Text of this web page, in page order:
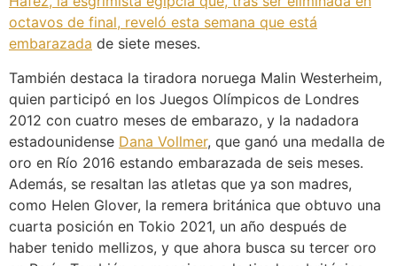
octavos de final, reveló esta semana que está
embarazada de siete meses.
También destaca la tiradora noruega Malin Westerheim,
quien participó en los Juegos Olímpicos de Londres
2012 con cuatro meses de embarazo, y la nadadora
estadounidense Dana Vollmer, que ganó una medalla de
oro en Río 2016 estando embarazada de seis meses.
Además, se resaltan las atletas que ya son madres,
como Helen Glover, la remera británica que obtuvo una
cuarta posición en Tokio 2021, un año después de
haber tenido mellizos, y que ahora busca su tercer oro